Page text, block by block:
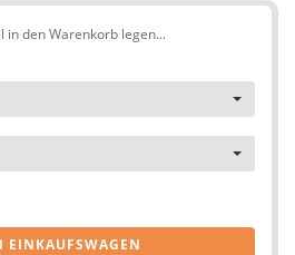
in den Warenkorb legen...
EINKAUFSWAGEN